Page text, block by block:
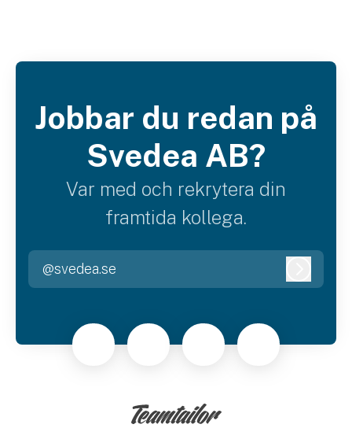
Jobbar du redan på
Svedea AB?
Var med och rekrytera din
framtida kollega.
@svedea.se